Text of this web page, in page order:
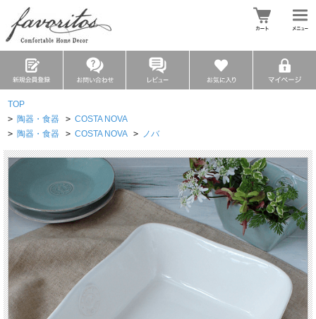
TOP
> 陶器・食器 > COSTA NOVA
> 陶器・食器 > COSTA NOVA > ノバ